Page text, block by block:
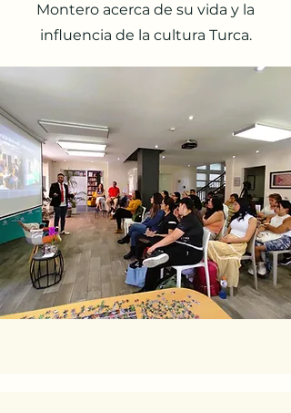
Montero acerca de su vida y la
influencia de la cultura Turca.